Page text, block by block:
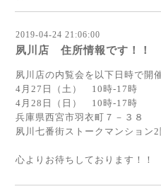
2019-04-24 21:06:00
夙川店 住所情報です！！
夙川店の内覧会を以下日時で開
4月27日（土） 10時-17時
4月28日（日） 10時-17時
兵庫県西宮市羽衣町７－３８
夙川七番街ストークマンション2
心よりお待ちしております！！